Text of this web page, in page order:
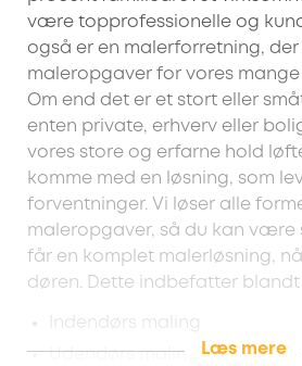
være topprofessionelle og
også er en malerforretning,
maleropgaver for vores
Om end det er et stort eller
enten private, erhverv eller
vores store og erfarne hold
komme med en løsning, som
forventninger. Vi løser alle
maleropgaver, så du kan være
får en komplet malerløsning,
døren. Dette indbefatter blandt
Indendørs maling
Udendørs malingLæs mere